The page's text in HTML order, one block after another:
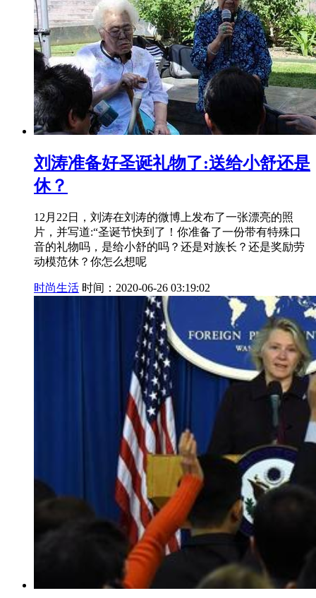
刘涛准备好圣诞礼物了:送给小舒还是
休？
12月22日，刘涛在刘涛的微博上发布了一张漂亮的照
片，并写道:“圣诞节快到了！你准备了一份带有特殊口
音的礼物吗，是给小舒的吗？还是对族长？还是奖励劳
动模范休？你怎么想呢
时尚生活 时间：2020-06-26 03:19:02